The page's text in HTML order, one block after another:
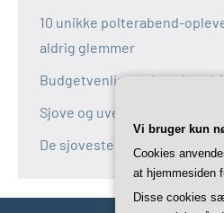
10 unikke polterabend-
aldrig glemmer
Budgetvenlige polterabend-
Sjove og uventede
De sjoveste aktiviteter til
Vi bruger kun
Cookies
at hjemmesiden
Disse cookies